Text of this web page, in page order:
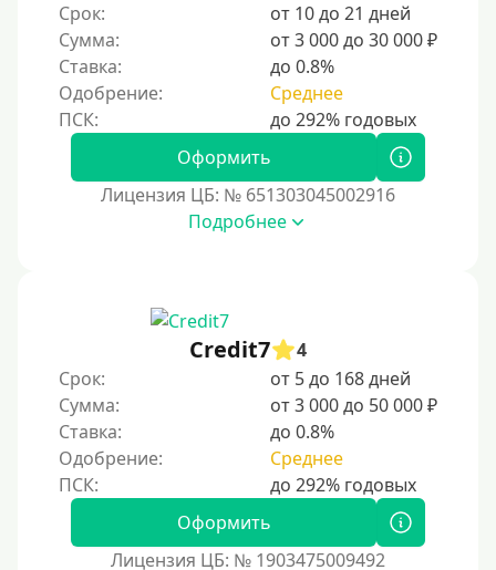
Срок:
от 10 до 21 дней
Сумма:
от 3 000 до 30 000 ₽
Ставка:
до 0.8%
Одобрение:
Среднее
Оформить
Лицензия ЦБ: № 651303045002916
Подробнее
Credit7
4
Срок:
от 5 до 168 дней
Сумма:
от 3 000 до 50 000 ₽
Ставка:
до 0.8%
Одобрение:
Среднее
Оформить
Лицензия ЦБ: № 1903475009492